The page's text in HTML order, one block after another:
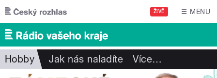
Přejít k hlavnímu obsahu
ŽIVĚ MENU
Hobby Jak nás naladíte Více…